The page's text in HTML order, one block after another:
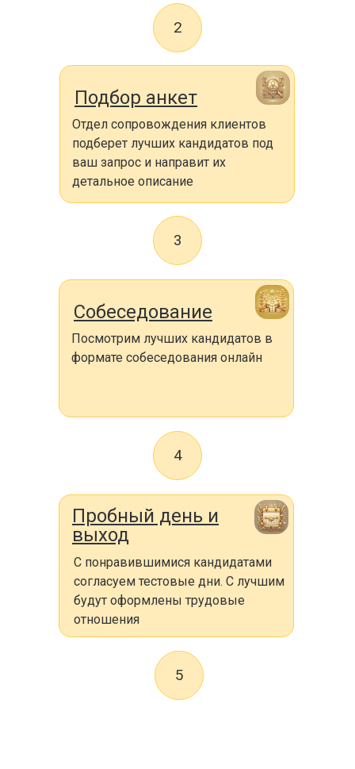
2
3
Отдел сопровождения клиентов
подберет лучших кандидатов под
ваш запрос и направит их
детальное описание
Подбор анкет
4
С понравившимися кандидатами
согласуем тестовые дни. С лучшим
будут оформлены трудовые
отношения
Пробный день и
выход
Посмотрим лучших кандидатов в
формате собеседования онлайн
Собеседование
5